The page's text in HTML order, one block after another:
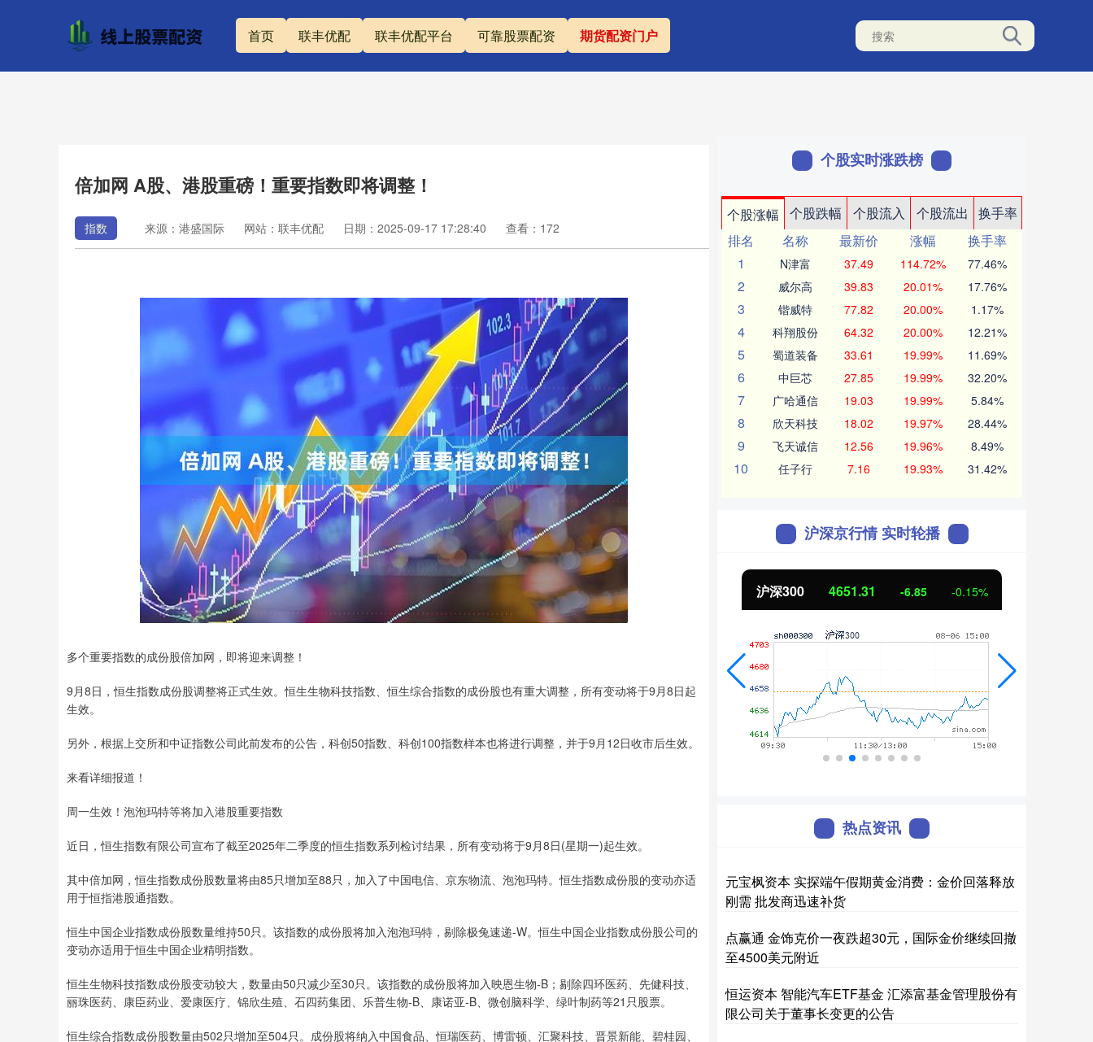
首页 联丰优配 联丰优配平台 可靠股票配资 期货配资门户
倍加网 A股、港股重磅！重要指数即将调整！
指数 来源：港盛国际 网站：联丰优配 日期：2025-09-17 17:28:40 查看：172
多个重要指数的成份股倍加网，即将迎来调整！
9月8日，恒生指数成份股调整将正式生效。恒生生物科技指数、恒生综合指数的成份股也有重大调整，所有变动将于9月8日起
生效。
另外，根据上交所和中证指数公司此前发布的公告，科创50指数、科创100指数样本也将进行调整，并于9月12日收市后生效。
来看详细报道！
周一生效！泡泡玛特等将加入港股重要指数
近日，恒生指数有限公司宣布了截至2025年二季度的恒生指数系列检讨结果，所有变动将于9月8日(星期一)起生效。
其中倍加网，恒生指数成份股数量将由85只增加至88只，加入了中国电信、京东物流、泡泡玛特。恒生指数成份股的变动亦适
用于恒指港股通指数。
恒生中国企业指数成份股数量维持50只。该指数的成份股将加入泡泡玛特，剔除极兔速递-W。恒生中国企业指数成份股公司的
变动亦适用于恒生中国企业精明指数。
恒生生物科技指数成份股变动较大，数量由50只减少至30只。该指数的成份股将加入映恩生物-B；剔除四环医药、先健科技、
丽珠医药、康臣药业、爱康医疗、锦欣生殖、石四药集团、乐普生物-B、康诺亚-B、微创脑科学、绿叶制药等21只股票。
恒生综合指数成份股数量由502只增加至504只。成份股将纳入中国食品、恒瑞医药、博雷顿、汇聚科技、晋景新能、碧桂园、
个股实时涨跌榜
个股涨幅 个股跌幅 个股流入 个股流出
换手率
排名
名称 最新价 涨幅
换手率
1
N津富 37.49 114.72% 77.46%
2 威尔高 39.83 20.01% 17.76%
3 锴威特 77.82 20.00% 1.17%
4 科翔股份 64.32 20.00% 12.21%
5 蜀道装备 33.61 19.99% 11.69%
6 中巨芯 27.85 19.99% 32.20%
7 广哈通信 19.03 19.99% 5.84%
8 欣天科技 18.02 19.97% 28.44%
9 飞天诚信 12.56 19.96% 8.49%
10 任子行 7.16 19.93% 31.42%
沪深京行情 实时轮播
上证指数 3900.35 21.92 0.57% 深证成指 14110.12 -34.08 沪深300 4651.31 -6.85 -0.15%
热点资讯
元宝枫资本 实探端午假期黄金消费：金价回落释放
刚需 批发商迅速补货
点赢通 金饰克价一夜跌超30元，国际金价继续回撤
至4500美元附近
恒运资本 智能汽车ETF基金 汇添富基金管理股份有
限公司关于董事长变更的公告